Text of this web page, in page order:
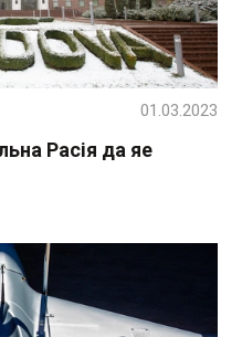
Расія да яе
01.03.2023